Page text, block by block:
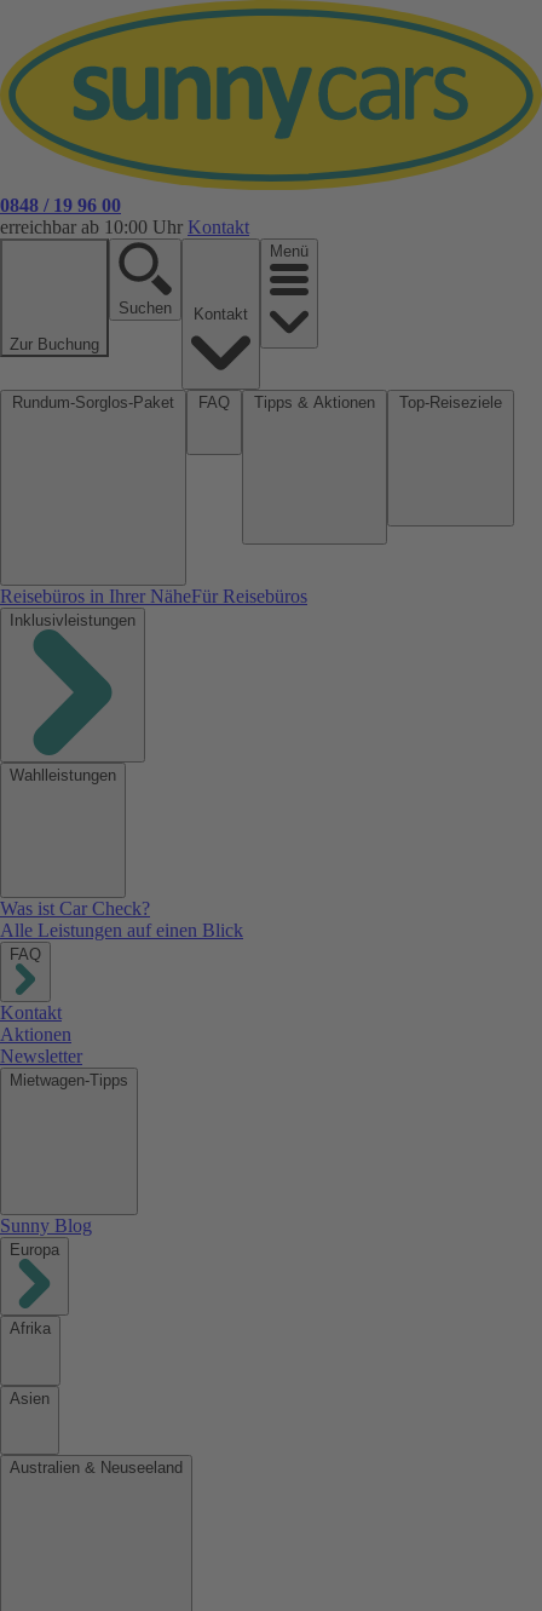
0848 / 19 96 00
erreichbar ab 10:00 Uhr Kontakt
Zur Buchung
Suchen
Menü
Reisebüros in Ihrer NäheFür Reisebüros
Inklusivleistungen
Wahlleistungen
Was ist Car Check?
Alle Leistungen auf einen Blick
FAQ
Kontakt
Aktionen
Newsletter
Mietwagen-Tipps
Sunny Blog
Europa
Afrika
Asien
Australien & Neuseeland